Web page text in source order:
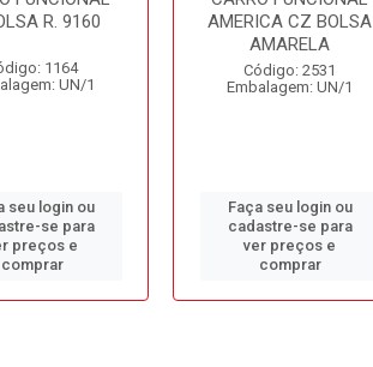
R. 9160
1164
UN/1
seu login ou
se para
preços e
comprar
AMERICA CZ BOLSA
AMARELA
Código: 2531
Embalagem: UN/1
Faça seu login ou
cadastre-se para
ver preços e
comprar